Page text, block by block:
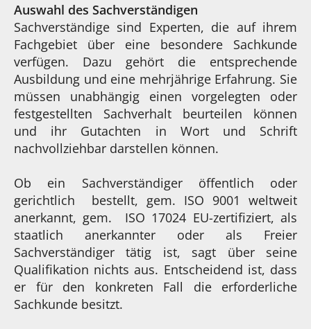
Auswahl des Sachverständigen
Sachverständige sind Experten, die auf ihrem
Fachgebiet über eine besondere Sachkunde
verfügen. Dazu gehört die entsprechende
Ausbildung und eine mehrjährige Erfahrung. Sie
müssen unabhängig einen vorgelegten oder
festgestellten Sachverhalt beurteilen können
und ihr Gutachten in Wort und Schrift
nachvollziehbar darstellen können.
Ob ein Sachverständiger öffentlich oder
gerichtlich bestellt, gem. ISO 9001 weltweit
anerkannt, gem. ISO 17024 EU-zertifiziert, als
staatlich anerkannter oder als Freier
Sachverständiger tätig ist, sagt über seine
Qualifikation nichts aus. Entscheidend ist, dass
er für den konkreten Fall die erforderliche
Sachkunde besitzt.